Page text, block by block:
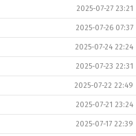
2025-07-27 23:21
2025-07-26 07:37
2025-07-24 22:24
2025-07-23 22:31
2025-07-22 22:49
2025-07-21 23:24
2025-07-17 22:39